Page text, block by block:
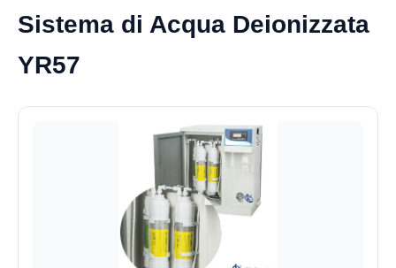
Sistema di Acqua Deionizzata
YR57